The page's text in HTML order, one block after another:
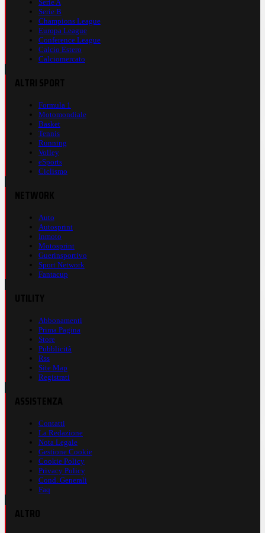
Serie A
Serie B
Champions League
Europa League
Conference League
Calcio Estero
Calciomercato
Formula 1
Motomondiale
Basket
Tennis
Running
Volley
eSports
Ciclismo
Auto
Autosprint
Inmoto
Motosprint
Guerinsportivo
Sport Network
Fantacup
Abbonamenti
Prima Pagina
Store
Pubblicità
Rss
Site Map
Registrati
Contatti
La Redazione
Nota Legale
Gestione Cookie
Cookie Policy
Privacy Policy
Cond. Generali
Faq